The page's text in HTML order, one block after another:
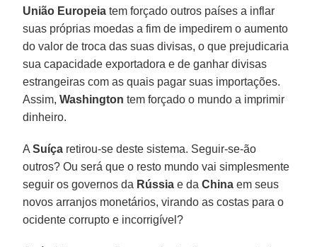
União Europeia tem forçado outros países a inflar
suas próprias moedas a fim de impedirem o aumento
do valor de troca das suas divisas, o que prejudicaria
sua capacidade exportadora e de ganhar divisas
estrangeiras com as quais pagar suas importações.
Assim,Washington tem forçado o mundo a imprimir
dinheiro.
ASuíça retirou-se deste sistema. Seguir-se-ão
outros? Ou será que o resto mundo vai simplesmente
seguir os governos da Rússia e daChina em seus
novos arranjos monetários, virando as costas para o
ocidente corrupto e incorrigível?